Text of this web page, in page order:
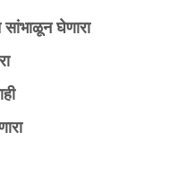
घेणारा